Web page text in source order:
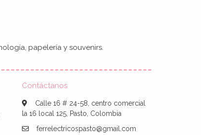
papelería y souvenirs.
Contáctanos
Calle 16 # 24-58, centro comercial
la 16 local 125, Pasto, Colombia
ferrelectricospasto@gmail.com